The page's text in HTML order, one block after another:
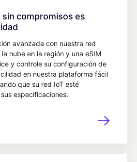
sin compromisos es
avanzada con nuestra red
nube en la región y una eSIM
y controle su configuración de
en nuestra plataforma fácil
que su red IoT esté
especificaciones.